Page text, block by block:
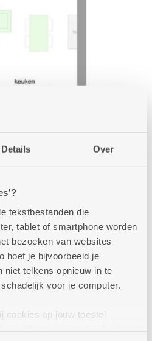
Details Over
tekstbestanden die
tablet of smartphone worden
bezoeken van websites
hoef je bijvoorbeeld je
niet telkens opnieuw in te
voor je computer.
cookies op jouw toestel
gebouwen:
comfort in Borgerhout.
per maand (incl.
= 35,24 euro)